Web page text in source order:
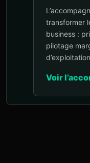
transformer
business :
pilotage
Voir